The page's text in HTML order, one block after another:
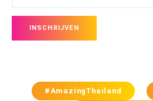
#AmazingThailand